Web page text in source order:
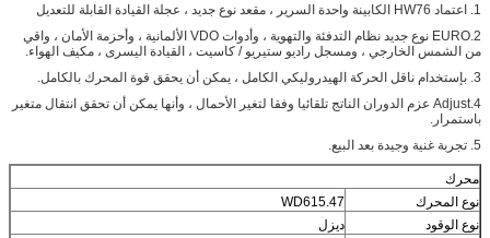
1. اعتماد HW76 الكابينة واحدة السرير ، مقعد نوع جديد ، عجلة القيادة القابلة للتعديل
2.EURO نوع جديد نظام التدفئة والتهوية ، وأدوات VDO الألمانية ، وأحزمة الأمان ، واقي
من الشمس الخارجي ، ومسجل راديو ستيريو / كاسيت ، القيادة اليسرى ، مكيف الهواء.
3. بإستخدام ناقل الحركة الهيدروليكي الكامل ، يمكن أن يحقق قوة المحرك
بالكامل.
4.Adjust عزم الدوران الناتج تلقائيا وفقا لتغير الأحمال ، وأنها يمكن أن تحقق انتقال متغير
باستمرار.
5. تجربة غنية وجيدة بعد البيع.
محرك
نوع المحرك
WD615.47
نوع الوقود
ديزل